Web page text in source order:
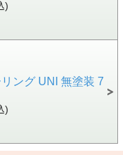
)
ング UNI 無塗装 7
)